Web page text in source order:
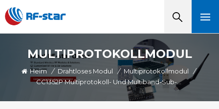
MULTIPROTOKOLLMODUL
Heim / Drahtloses Modul / Multiprotokollmodul
/
CC1352P Multiprotokoll- Und Multiband-Sub-1-GHz- Und 2,4-GHz-Funkmodul RF-TI1352P1